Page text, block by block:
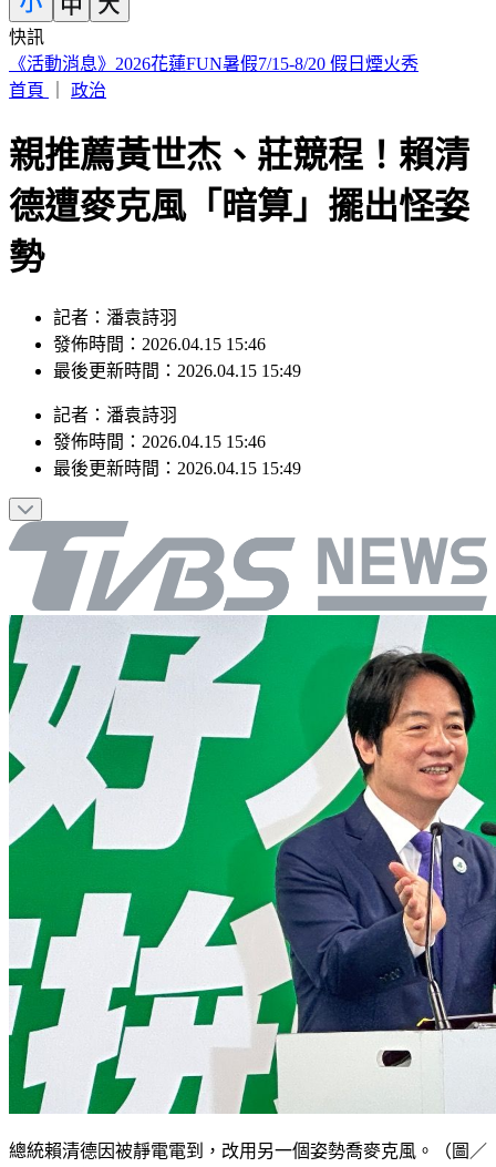
快訊
恐三颱共舞！颱風「琵鷺」最快今晚生成 最新路徑曝
首頁
政治
親推薦黃世杰、莊競程！賴清
德遭麥克風「暗算」擺出怪姿
勢
記者：潘袁詩羽
發佈時間：2026.04.15 15:46
最後更新時間：2026.04.15 15:49
記者 ： 潘袁詩羽
發佈時間： 2026.04.15 15:46
最後更新時間： 2026.04.15 15:49
總統賴清德因被靜電電到，改用另一個姿勢喬麥克風。（圖／